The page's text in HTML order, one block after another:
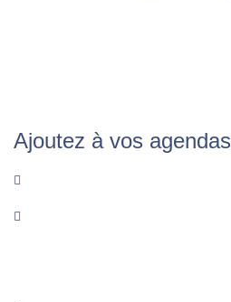
Ajoutez à vos agendas